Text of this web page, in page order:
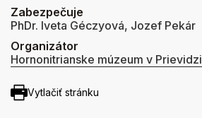
Zabezpečuje
PhDr. Iveta Géczyová, Jozef Pekár
Organizátor
Hornonitrianske múzeum v Prievidzi
Vytlačiť stránku